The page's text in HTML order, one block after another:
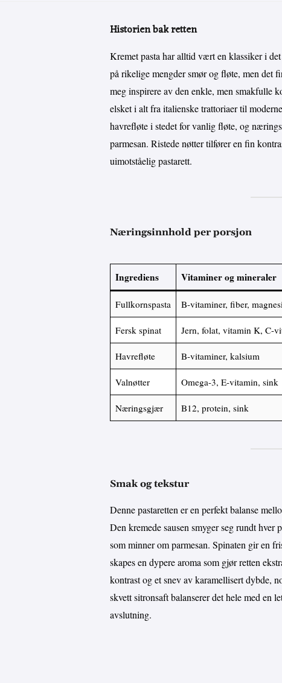
Historien bak retten
Kremet pasta har alltid vært en klassiker i
på rikelige mengder smør og fløte, men det
meg inspirere av den enkle, men smakfulle
elsket i alt fra italienske trattoriaer til
havrefløte i stedet for vanlig fløte, og
parmesan. Ristede nøtter tilfører en fin
uimotståelig pastarett.
Næringsinnhold per porsjon
Ingrediens Vitaminer og mineraler
Fullkornspasta B-vitaminer, fiber,
Fersk spinat Jern, folat, vitamin K, C-
Havrefløte B-vitaminer, kalsium
Valnøtter Omega-3, E-vitamin, sink
Næringsgjær B12, protein, sink
Smak og tekstur
Denne pastaretten er en perfekt balanse
Den kremede sausen smyger seg rundt
som minner om parmesan. Spinaten gir en
skapes en dypere aroma som gjør retten
kontrast og et snev av karamellisert dybde,
skvett sitronsaft balanserer det hele med en
avslutning.